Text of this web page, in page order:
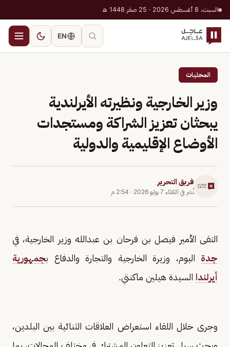
السبت، 8 أغسطس 2026 · 25 صفر 1448 هـ
EN
المحليات
وزير الخارجية ونظيرته الأيرلندية
يبحثان تعزيز الشراكة ومستجدات
الأوضاع الإقليمية والدولية
فريق التحرير
نُشر في الثلاثاء 7 يوليو 2026 · 2:54 م
التقى الأمير فيصل بن فرحان بن عبدالله وزير الخارجية، في
جدة اليوم، وزيرة الخارجية والتجارة والدفاع بجمهورية
أيرلندا السيدة هيلين ماكنتي.
وجرى خلال اللقاء استعراض العلاقات الثنائية بين البلدين،